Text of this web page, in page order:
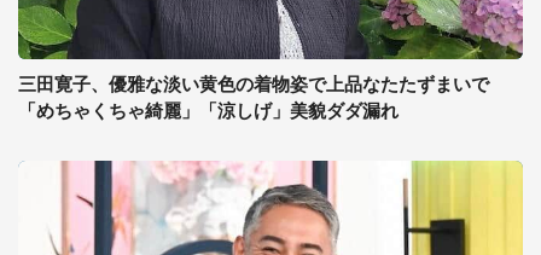
三田寛子、優雅な淡い黄色の着物姿で上品なたたずまいで
「めちゃくちゃ綺麗」「涼しげ」美貌ダダ漏れ